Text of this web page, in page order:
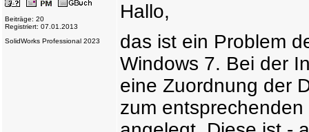
Beiträge: 20
Registriert: 07.01.2013
SolidWorks Professional 2023
Hallo,
das ist ein Problem
Windows 7. Bei der
eine Zuordnung der
zum